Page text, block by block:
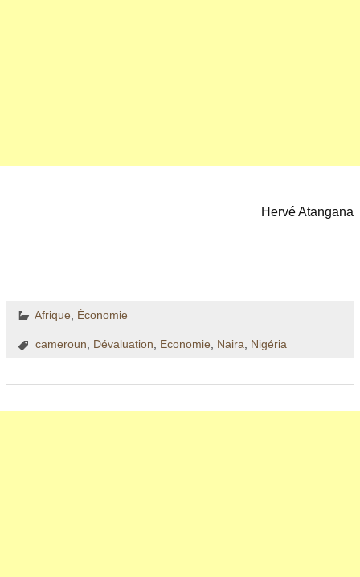
Hervé Atangana
Afrique Économie
cameroun Dévaluation Economie Naira Nigéria